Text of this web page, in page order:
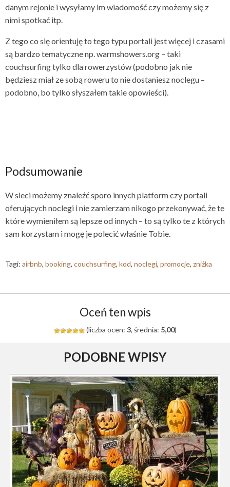
danym rejonie i wysyłamy im wiadomość czy możemy się z
nimi spotkać itp.
Z tego co się orientuję to tego typu portali jest więcej i czasami
są bardzo tematyczne np. warmshowers.org – taki
couchsurfing tylko dla rowerzystów (podobno jak nie
będziesz miał ze sobą roweru to nie dostaniesz noclegu –
podobno, bo tylko słyszałem takie opowieści).
Podsumowanie
W sieci możemy znaleźć sporo innych platform czy portali
oferujących noclegi i nie zamierzam nikogo przekonywać, że te
które wymieniłem są lepsze od innych – to są tylko te z których
sam korzystam i mogę je polecić właśnie Tobie.
Tagi: airbnb, booking, couchsurfing, kod, noclegi, promocje, zniżka
Oceń ten wpis
(liczba ocen: 3, średnia: 5,00)
PODOBNE WPISY